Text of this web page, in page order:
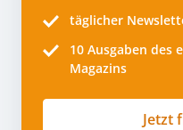
täglicher
10 Ausgaben des
Magazins
Jetzt